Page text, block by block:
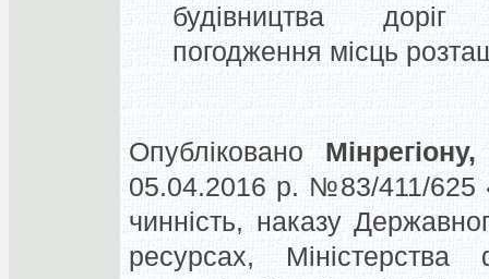
будівництва доріг
погодження місць
Опубліковано
05.04.2016 р. №83/411/625
чинність, наказу
ресурсах, Міністерства